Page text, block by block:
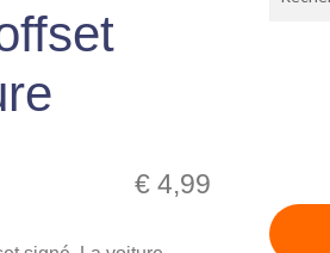
€ 4,99